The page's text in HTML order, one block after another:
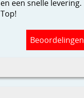
en een snelle levering.
Top!
Beoordelingen